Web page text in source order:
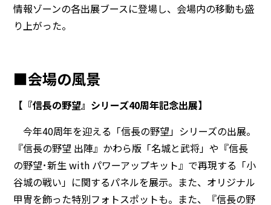
情報ゾーンの各出展ブースに登場し、会場内の移動も盛
り上がった。
■会場の風景
【『信長の野望』シリーズ40周年記念出展】
今年40周年を迎える「信長の野望」シリーズの出展。
『信長の野望 出陣』かわら版「名城と武将」や『信長
の野望･新生 with パワーアップキット』で再現する「小
谷城の戦い」に関するパネルを展示。また、オリジナル
甲冑を飾った特別フォトスポットも。また、『信長の野